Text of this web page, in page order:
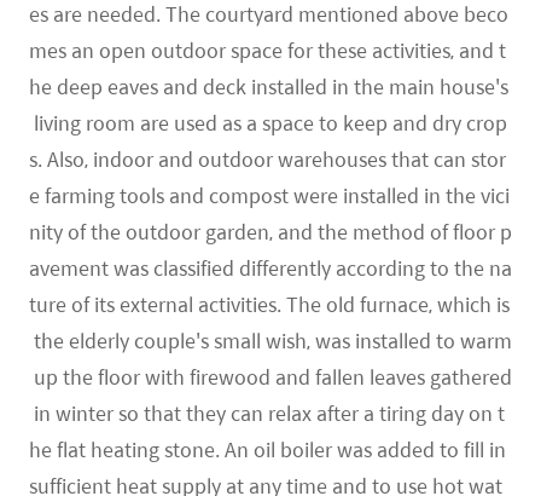
es are needed. The courtyard mentioned above beco
mes an open outdoor space for these activities, and t
he deep eaves and deck installed in the main house's
living room are used as a space to keep and dry crop
s. Also, indoor and outdoor warehouses that can stor
e farming tools and compost were installed in the vici
nity of the outdoor garden, and the method of floor p
avement was classified differently according to the na
ture of its external activities. The old furnace, which is
the elderly couple's small wish, was installed to warm
up the floor with firewood and fallen leaves gathered
in winter so that they can relax after a tiring day on t
he flat heating stone. An oil boiler was added to fill in
sufficient heat supply at any time and to use hot wat